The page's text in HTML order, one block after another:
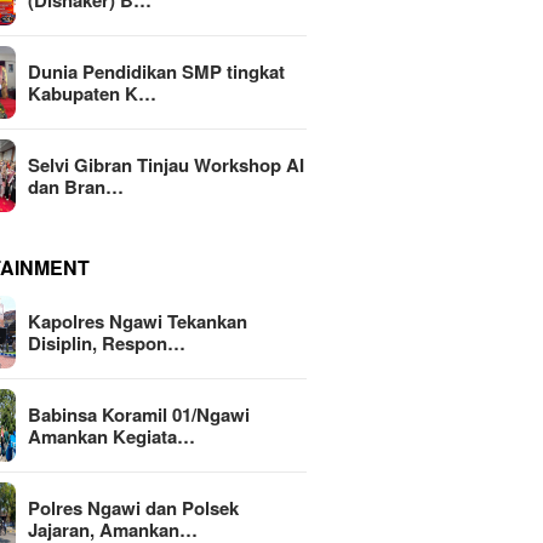
Dunia Pendidikan SMP tingkat
Kabupaten K…
Selvi Gibran Tinjau Workshop AI
dan Bran…
Kapolres Ngawi Tekankan
Disiplin, Respon…
Babinsa Koramil 01/Ngawi
Amankan Kegiata…
Polres Ngawi dan Polsek
Jajaran, Amankan…